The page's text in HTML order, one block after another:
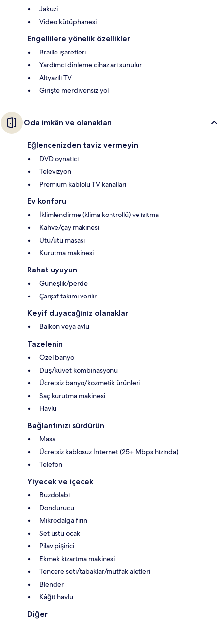
Jakuzi
Video kütüphanesi
Engellilere yönelik özellikler
Braille işaretleri
Yardımcı dinleme cihazları sunulur
Altyazılı TV
Girişte merdivensiz yol
Oda imkân ve olanakları
Eğlencenizden taviz vermeyin
DVD oynatıcı
Televizyon
Premium kablolu TV kanalları
Ev konforu
İklimlendirme (klima kontrollü) ve ısıtma
Kahve/çay makinesi
Ütü/ütü masası
Kurutma makinesi
Rahat uyuyun
Güneşlik/perde
Çarşaf takımı verilir
Keyif duyacağınız olanaklar
Balkon veya avlu
Tazelenin
Özel banyo
Duş/küvet kombinasyonu
Ücretsiz banyo/kozmetik ürünleri
Saç kurutma makinesi
Havlu
Bağlantınızı sürdürün
Masa
Ücretsiz kablosuz İnternet (25+ Mbps hızında)
Telefon
Yiyecek ve içecek
Buzdolabı
Dondurucu
Mikrodalga fırın
Set üstü ocak
Pilav pişirici
Ekmek kızartma makinesi
Tencere seti/tabaklar/mutfak aletleri
Blender
Kâğıt havlu
Diğer